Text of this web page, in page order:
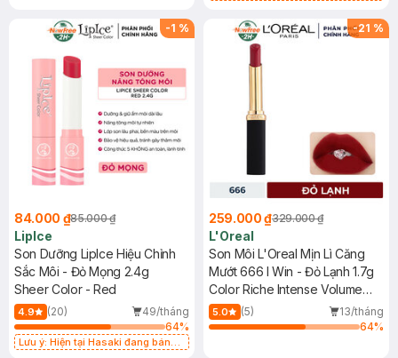
1.5g (SL có hạn)
-1 %
84.000 ₫85.000 ₫
LipIce
Son Dưỡng LipIce Hiệu Chỉnh
Sắc Môi - Đỏ Mọng 2.4g
Sheer Color - Red
4.9 (20)
49/tháng
64%
Lưu ý: Hiện tại Hasaki đang bán
-21 %
259.000 ₫329.000 ₫
L'Oreal
Son Môi L'Oreal Mịn Lì Căng
Mướt 666 I Win - Đỏ Lạnh 1.7g
Color Riche Intense Volume
Matte
5.0 (5)
13/tháng
64%